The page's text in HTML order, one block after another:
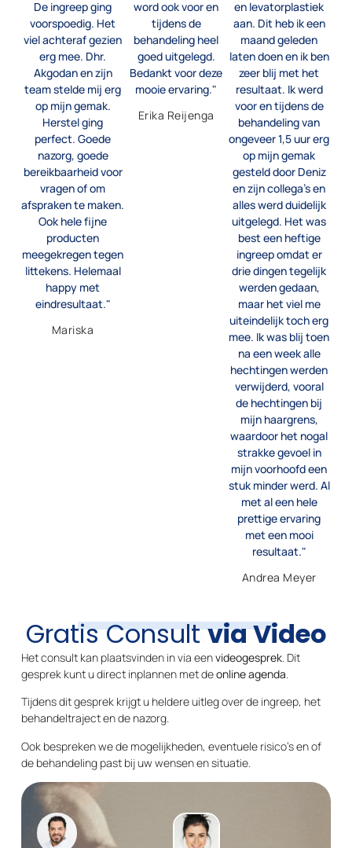
De ingreep ging
voorspoedig. Het
viel achteraf gezien
erg mee. Dhr.
Akgodan en zijn
team stelde mij erg
op mijn gemak.
Herstel ging
perfect. Goede
nazorg, goede
bereikbaarheid voor
vragen of om
afspraken te maken.
Ook hele fijne
producten
meegekregen tegen
littekens. Helemaal
happy met
eindresultaat."
Mariska
word ook voor en
tijdens de
behandeling heel
goed uitgelegd.
Bedankt voor deze
mooie ervaring."
Erika Reijenga
en levatorplastiek
aan. Dit heb ik een
maand geleden
laten doen en ik ben
zeer blij met het
resultaat. Ik werd
voor en tijdens de
behandeling van
ongeveer 1,5 uur erg
op mijn gemak
gesteld door Deniz
en zijn collega's en
alles werd duidelijk
uitgelegd. Het was
best een heftige
ingreep omdat er
drie dingen tegelijk
werden gedaan,
maar het viel me
uiteindelijk toch erg
mee. Ik was blij toen
na een week alle
hechtingen werden
verwijderd, vooral
de hechtingen bij
mijn haargrens,
waardoor het nogal
strakke gevoel in
mijn voorhoofd een
stuk minder werd. Al
met al een hele
prettige ervaring
met een mooi
resultaat."
Andrea Meyer
Gratis Consultvia Video
Het consult kan plaatsvinden in via eenvideogesprek. Dit
gesprek kunt u direct inplannen met deonline agenda.
Tijdens dit gesprek krijgt u heldere uitleg over de ingreep, het
behandeltraject en de nazorg.
Ook bespreken we de mogelijkheden, eventuele risico’s en of
de behandeling past bij uw wensen en situatie.